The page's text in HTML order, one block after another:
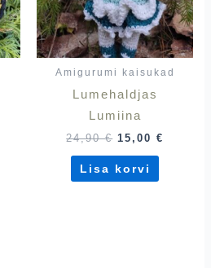
Amigurumi kaisukad
Lumehaldjas
Lumiina
24,90€ 15,00€
Lisa korvi